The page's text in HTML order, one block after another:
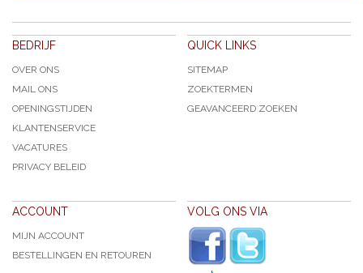
BEDRIJF
OVER ONS
MAIL ONS
OPENINGSTIJDEN
KLANTENSERVICE
VACATURES
PRIVACY BELEID
QUICK LINKS
SITEMAP
ZOEKTERMEN
GEAVANCEERD ZOEKEN
ACCOUNT
MIJN ACCOUNT
BESTELLINGEN EN RETOUREN
VOLG ONS VIA